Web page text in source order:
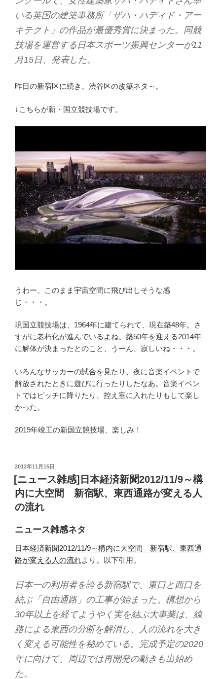
いる英国の建築事務所「ザハ・ハディド・アー
キテクト」の作品が最優秀賞に決まった。同競
技場を運営する日本スポーツ振興センターが11
月15日、発表した。
昨日の新宿区に続き、渋谷区の改築ネタ～。
↓こちらが新・国立競技場です。
うわー、このまま宇宙空間に飛び出しそうな感
じ・・・。
現国立競技場は、1964年に建てられて、現在築48年。さ
すがに老朽化が進んでいるよね。築50年を迎える2014年
に解体が決まったとのこと、うーん、寂しいね・・・。
いろんなサッカーの試合を見たり、夜に音楽イベントで
解放されたときに遊びに行ったりしたなあ。音楽イベン
トではピッチに降りたり、控え室に入れたりもして楽し
かった。
2019年竣工の新国立競技場、楽しみ！
投
稿
日:
2012年11月15日
[ニュース雑感]日本経済新聞2012/11/9～構
内に大空間 新宿駅、東西通路が変える人
の流れ
ニュース雑感ネタ
日本経済新聞2012/11/9～構内に大空間 新宿駅、東西通
路が変える人の流れより。以下引用。
日本一の利用者を誇る新宿駅で、東口と西口を
結ぶ「自由通路」の工事が始まった。構想から
30年以上を経てようやく実を結ぶ大事業は、線
路による東西の分断を解消し、人の流れを大き
く変える可能性を秘めている。完成予定の2020
年に向けて、周辺では再開発の動きも出始め
た。